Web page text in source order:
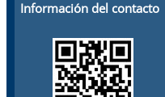
Información del contacto